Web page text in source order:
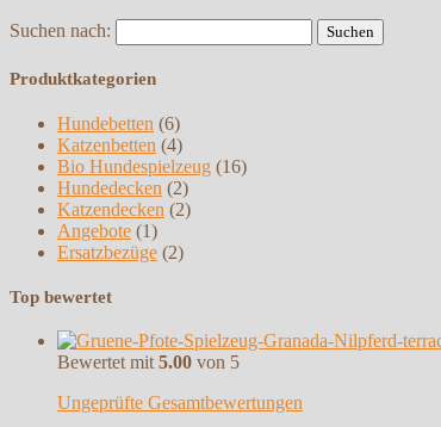
Suchen nach:
Produktkategorien
Hundebetten (6)
Katzenbetten (4)
Bio Hundespielzeug (16)
Hundedecken (2)
Katzendecken (2)
Angebote (1)
Ersatzbezüge (2)
Top bewertet
Bewertet mit5.00 von 5
Ungeprüfte Gesamtbewertungen